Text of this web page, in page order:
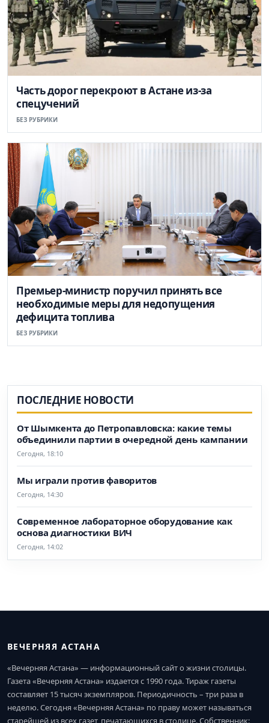
Часть дорог перекроют в Астане из-за
спецучений
БЕЗ РУБРИКИ
Премьер-министр поручил принять все
необходимые меры для недопущения
дефицита топлива
БЕЗ РУБРИКИ
ПОСЛЕДНИЕ НОВОСТИ
От Шымкента до Петропавловска: какие темы
объединили партии в очередной день кампании
Сегодня, 18:10
Мы играли против фаворитов
Сегодня, 14:30
Современное лабораторное оборудование как
основа диагностики ВИЧ
Сегодня, 14:02
ВЕЧЕРНЯЯ АСТАНА
«Вечерняя Астана» — информационный сайт о жизни столицы.
Газета «Вечерняя Астана» издается с 1990 года. Тираж газеты
составляет 15 тысяч экземпляров. Периодичность – три раза в
неделю. Сегодня «Вечерняя Астана» по праву может называться
старейшей из всех газет, печатающихся в столице. Собственник: